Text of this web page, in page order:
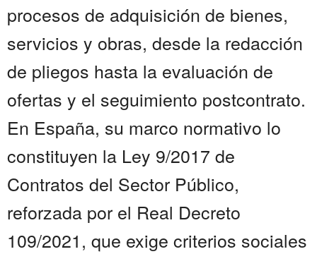
procesos de adquisición de bienes,
servicios y obras, desde la redacción
de pliegos hasta la evaluación de
ofertas y el seguimiento postcontrato.
En España, su marco normativo lo
constituyen la Ley 9/2017 de
Contratos del Sector Público,
reforzada por el Real Decreto
109/2021, que exige criterios sociales